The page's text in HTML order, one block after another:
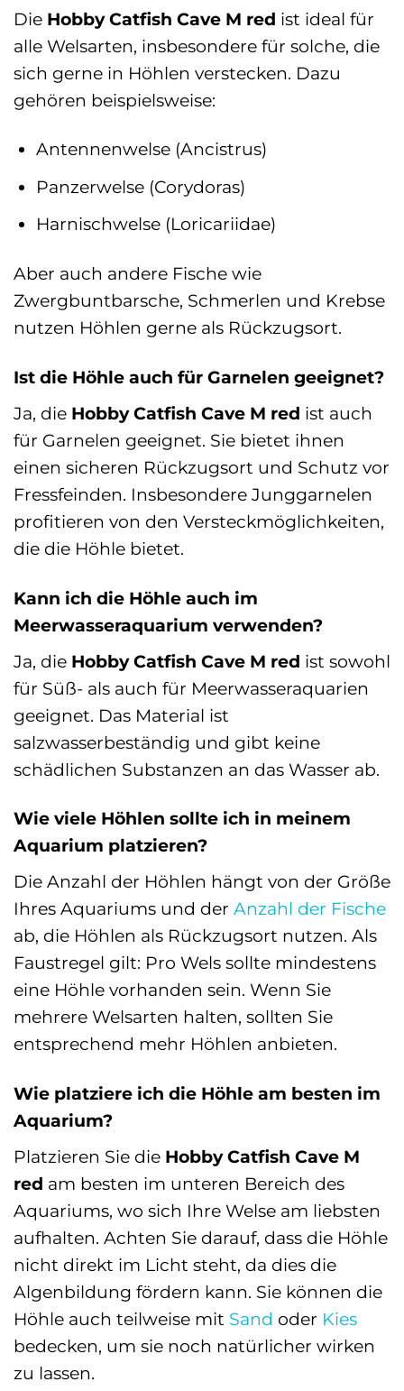
Die Hobby Catfish Cave M red ist ideal für
alle Welsarten, insbesondere für solche, die
sich gerne in Höhlen verstecken. Dazu
gehören beispielsweise:
Antennenwelse (Ancistrus)
Panzerwelse (Corydoras)
Harnischwelse (Loricariidae)
Aber auch andere Fische wie
Zwergbuntbarsche, Schmerlen und Krebse
nutzen Höhlen gerne als Rückzugsort.
Ist die Höhle auch für Garnelen geeignet?
Ja, die Hobby Catfish Cave M red ist auch
für Garnelen geeignet. Sie bietet ihnen
einen sicheren Rückzugsort und Schutz vor
Fressfeinden. Insbesondere Junggarnelen
profitieren von den Versteckmöglichkeiten,
die die Höhle bietet.
Kann ich die Höhle auch im
Meerwasseraquarium verwenden?
Ja, die Hobby Catfish Cave M red ist sowohl
für Süß- als auch für Meerwasseraquarien
geeignet. Das Material ist
salzwasserbeständig und gibt keine
schädlichen Substanzen an das Wasser ab.
Wie viele Höhlen sollte ich in meinem
Aquarium platzieren?
Die Anzahl der Höhlen hängt von der Größe
Ihres Aquariums und der Anzahl der Fische
ab, die Höhlen als Rückzugsort nutzen. Als
Faustregel gilt: Pro Wels sollte mindestens
eine Höhle vorhanden sein. Wenn Sie
mehrere Welsarten halten, sollten Sie
entsprechend mehr Höhlen anbieten.
Wie platziere ich die Höhle am besten im
Aquarium?
Platzieren Sie die Hobby Catfish Cave M
red am besten im unteren Bereich des
Aquariums, wo sich Ihre Welse am liebsten
aufhalten. Achten Sie darauf, dass die Höhle
nicht direkt im Licht steht, da dies die
Algenbildung fördern kann. Sie können die
Höhle auch teilweise mit Sand oder Kies
bedecken, um sie noch natürlicher wirken
zu lassen.